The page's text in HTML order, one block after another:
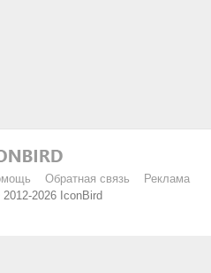
Обратная связь
Реклама
2026 IconBird